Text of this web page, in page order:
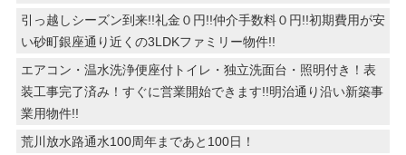
引っ越しシーズン到来!!礼金０円!!仲介手数料０円!!初期費用が安
い砂町銀座通り近くの3LDKファミリー物件!!
エアコン・温水洗浄便座付トイレ・独立洗面台・照明付き！表
装工事完了済み！すぐに営業開始できます!!明治通り沿い新築事
業用物件!!
荒川放水路通水100周年まであと100日！